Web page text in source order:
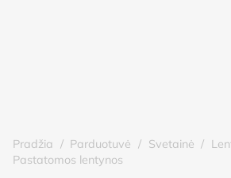
Pradžia / Parduotuvė / Svetainė /
Pastatomos lentynos